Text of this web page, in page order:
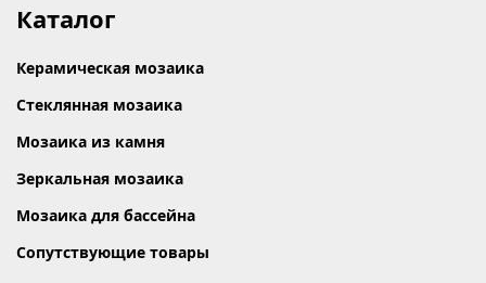
Каталог
Керамическая мозаика
Стеклянная мозаика
Мозаика из камня
Зеркальная мозаика
Мозаика для бассейна
Сопутствующие товары